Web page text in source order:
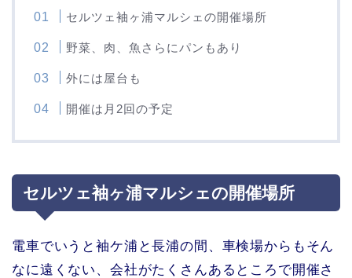
セルツェ袖ヶ浦マルシェの開催場所
野菜、肉、魚さらにパンもあり
外には屋台も
開催は月2回の予定
セルツェ袖ヶ浦マルシェの開催場所
電車でいうと袖ケ浦と長浦の間、車検場からもそん
なに遠くない、会社がたくさんあるところで開催さ